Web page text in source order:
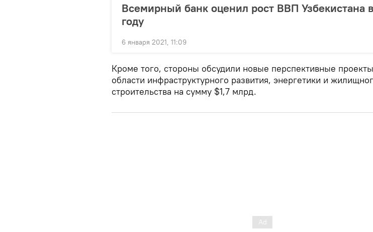
Всемирный банк оценил рост ВВП Узбекистана
году
6 января 2021, 11:09
Кроме того, стороны обсудили новые перспективные
области инфраструктурного развития, энергетики и
строительства на сумму $1,7 млрд.